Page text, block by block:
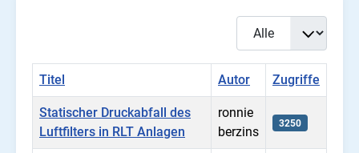
Anzeige #
Titel Autor Zugriffe
Statischer Druckabfall des
Luftfilters in RLT Anlagen
ronnie
berzins
3250